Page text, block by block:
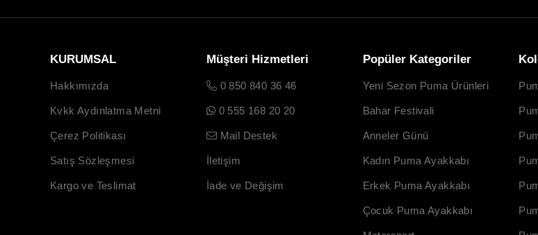
KURUMSAL
Hakkımızda
Kvkk Aydınlatma Metni
Çerez Politikası
Satış Sözleşmesi
Kargo ve Teslimat
Müşteri Hizmetleri
0 850 840 36 46
0 555 168 20 20
Mail Destek
İletişim
İade ve Değişim
Popüler Kategoriler
Yeni Sezon Puma Ürünleri
Bahar Festivali
Anneler Günü
Kadın Puma Ayakkabı
Erkek Puma Ayakkabı
Çocuk Puma Ayakkabı